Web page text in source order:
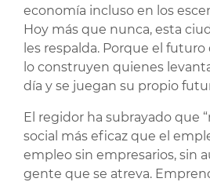
economía incluso en los
Hoy más que nunca, esta
les respalda. Porque el
lo construyen quienes
día y se juegan su propio
El regidor ha subrayado que
social más eficaz que el
empleo sin empresarios, sin
gente que se atreva.